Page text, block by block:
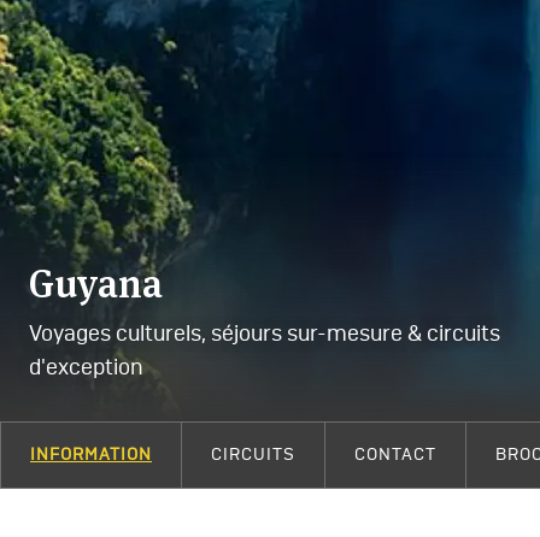
Guyana
Voyages culturels, séjours sur-mesure & circuits
d'exception
INFORMATION CIRCUITS CONTACT